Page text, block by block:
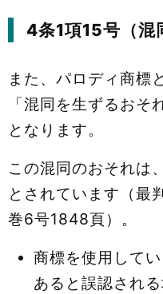
4条1項15号（混
また、パロディ商標
「混同を生ずるおそ
となります。
この混同のおそれは
とされています（最
巻6号1848頁）。
商標を使用して
あると誤認され